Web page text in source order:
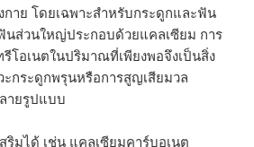
าย โดยเฉพาะสำหรับกระดูกและฟัน
นส่วนใหญ่ประกอบด้วยแคลเซียม การ
โอเนตในปริมาณที่เพียงพอจึงเป็นสิ่ง
ะกระดูกพรุนหรือการสูญเสียมวล
ายรูปแบบ
ริมได้ เช่น แคลเซียมคาร์บอเนต